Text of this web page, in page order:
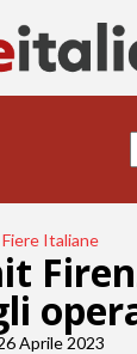
Fiere Italiane
Aprile 2023